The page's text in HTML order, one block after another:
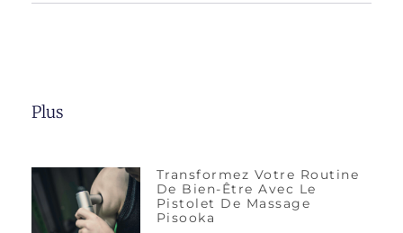
Plus
Transformez Votre Routine
De Bien-Être Avec Le
Pistolet De Massage
Pisooka